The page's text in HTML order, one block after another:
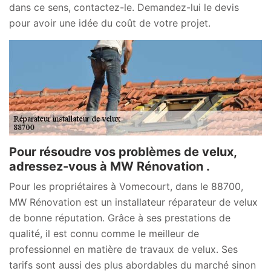
dans ce sens, contactez-le. Demandez-lui le devis
pour avoir une idée du coût de votre projet.
Pour résoudre vos problèmes de velux,
adressez-vous à MW Rénovation .
Pour les propriétaires à Vomecourt, dans le 88700,
MW Rénovation est un installateur réparateur de velux
de bonne réputation. Grâce à ses prestations de
qualité, il est connu comme le meilleur de
professionnel en matière de travaux de velux. Ses
tarifs sont aussi des plus abordables du marché sinon